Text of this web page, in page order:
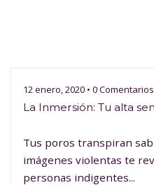
12 enero, 2020 • 0 Comentarios
La Inmersión: Tu alta
Tus poros transpiran
imágenes violentas te
personas indigentes...